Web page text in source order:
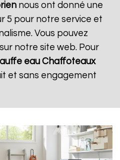
nous ont donné une
5 pour notre service et
Vous pouvez
notre site web. Pour
eau Chaffoteaux
et sans engagement